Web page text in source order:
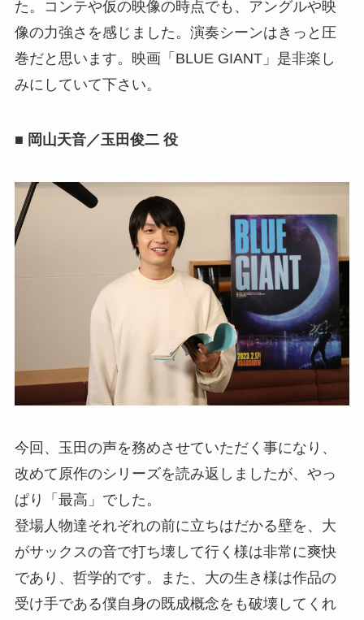
た。コンテや仮の映像の時点でも、アングルや映
像の力強さを感じました。演奏シーンはきっと圧
巻だと思います。映画「BLUE GIANT」是非楽し
みにしていて下さい。
■ 岡山天音／玉田俊二 役
今回、玉田の声を務めさせていただく事になり、
改めて原作のシリーズを読み返しましたが、やっ
ぱり「最高」でした。
登場人物達それぞれの前に立ちはだかる壁を、大
がサックスの音で打ち壊して行く様は非常に爽快
であり、哲学的です。また、大の生き様は作品の
受け手である僕自身の既成概念をも破壊してくれ